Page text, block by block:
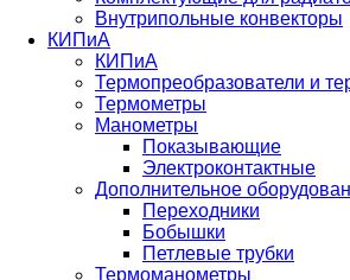
Внутрипольные конвекторы
КИПиА
КИПиА
Термопреобразователи и
Термометры
Манометры
Показывающие
Электроконтактные
Дополнительное
Переходники
Бобышки
Петлевые трубки
Термоманометры